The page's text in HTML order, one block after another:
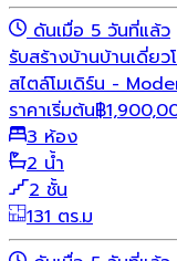
ดันเมื่อ 5 วันที่แล้ว
รับสร้างบ้านบ้านเดี่ยว
สไตล์โมเดิร์น -
ราคาเริ่มต้น฿
3 ห้อง
2 น้ำ
2 ชั้น
131 ตร.ม